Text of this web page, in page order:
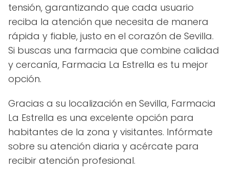
tensión, garantizando que cada usuario
reciba la atención que necesita de manera
rápida y fiable, justo en el corazón de Sevilla.
Si buscas una farmacia que combine calidad
y cercanía, Farmacia La Estrella es tu mejor
opción.
Gracias a su localización en Sevilla, Farmacia
La Estrella es una excelente opción para
habitantes de la zona y visitantes. Infórmate
sobre su atención diaria y acércate para
recibir atención profesional.